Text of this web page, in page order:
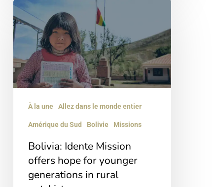
Bolivia:
Idente
Mission
offers
hope
for
younger
rural
outskirts
À la une Allez dans le monde entier
Amérique du Sud Bolivie Missions
Bolivia: Idente Mission
offers hope for younger
generations in rural